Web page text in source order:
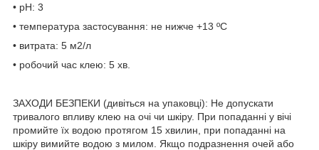
• рН: 3
• температура застосування: не нижче +13 ºС
• витрата: 5 м2/л
• робочий час клею: 5 хв.
ЗАХОДИ БЕЗПЕКИ (дивіться на упаковці): Не допускати
тривалого впливу клею на очі чи шкіру. При попаданні у вічі
промийте їх водою протягом 15 хвилин, при попаданні на
шкіру вимийте водою з милом. Якщо подразнення очей або